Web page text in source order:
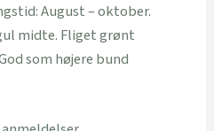
August – oktober.
midte. Fliget grønt
som højere bund